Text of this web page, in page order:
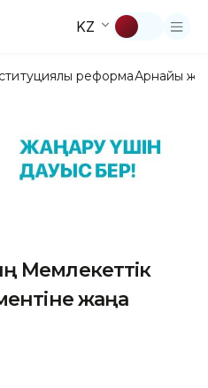
KZ
реформаАрнайы
Мемлекеттік
жаңа